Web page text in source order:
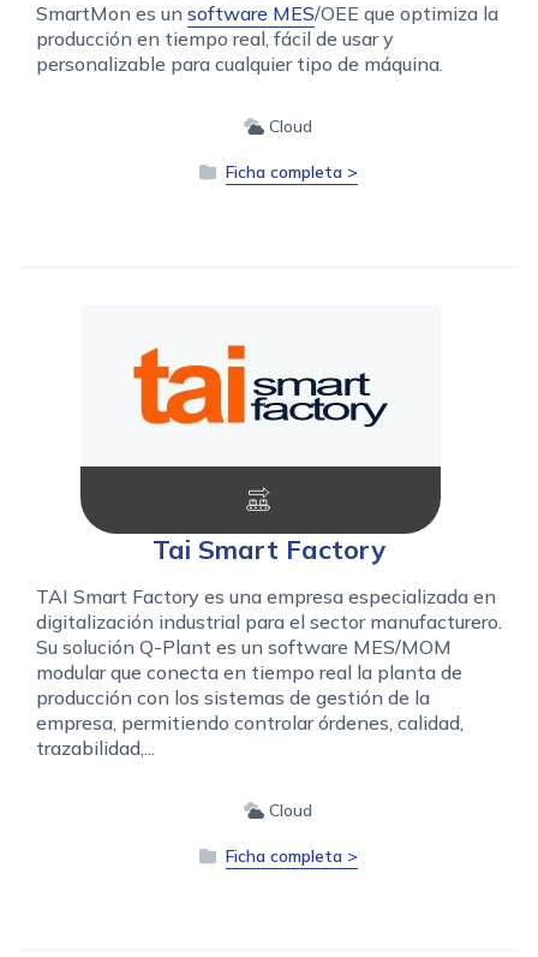
SmartMon es un software MES/OEE que optimiza la
producción en tiempo real, fácil de usar y
personalizable para cualquier tipo de máquina.
Cloud
Ficha completa >
Tai Smart Factory
TAI Smart Factory es una empresa especializada en
digitalización industrial para el sector manufacturero.
Su solución Q-Plant es un software MES/MOM
modular que conecta en tiempo real la planta de
producción con los sistemas de gestión de la
empresa, permitiendo controlar órdenes, calidad,
trazabilidad,...
Cloud
Ficha completa >